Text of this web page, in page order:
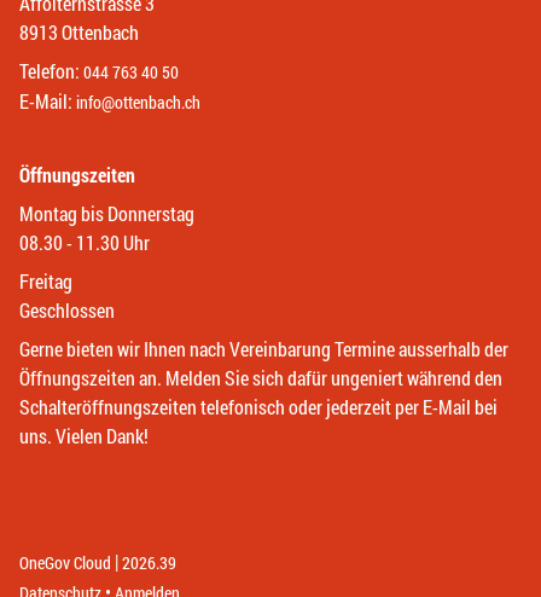
8913 Ottenbach
Telefon: 044 763 40 50
E-Mail: info@ottenbach.ch
Öffnungszeiten
Montag bis Donnerstag
08.30 - 11.30 Uhr
Freitag
Geschlossen
Gerne bieten wir Ihnen nach Vereinbarung Termine ausserhalb der
Öffnungszeiten an. Melden Sie sich dafür ungeniert während den
Schalteröffnungszeiten telefonisch oder jederzeit per E-Mail bei
uns. Vielen Dank!
OneGov Cloud (External Link)
|2026.39
(External Link)